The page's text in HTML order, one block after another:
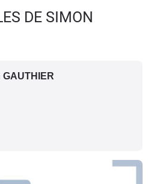
DE SIMON